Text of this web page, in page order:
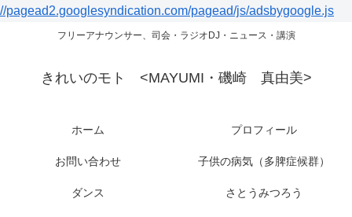
//pagead2.googlesyndication.com/pagead/js/adsbygoogle.js
フリーアナウンサー、司会・ラジオDJ・ニュース・講演
きれいのモト <MAYUMI・磯崎 真由美>
ホーム プロフィール
お問い合わせ 子供の病気（多脾症候群）
ダンス さとうみつろう